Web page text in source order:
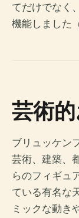
てだけでなく
機能しました
芸術
ブリュッケン
芸術、建築、
らのフィギュ
ている有名な
ミックな動き